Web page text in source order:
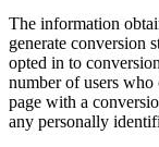
The information
generate conversion
opted in to
number of users who
page with a
any personally